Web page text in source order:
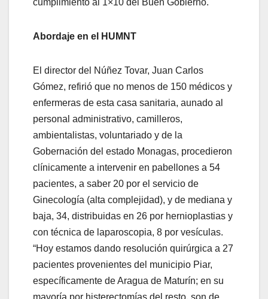
cumplimiento al 1×10 del Buen Gobierno.
Abordaje en el HUMNT
El director del Núñez Tovar, Juan Carlos
Gómez, refirió que no menos de 150 médicos y
enfermeras de esta casa sanitaria, aunado al
personal administrativo, camilleros,
ambientalistas, voluntariado y de la
Gobernación del estado Monagas, procedieron
clínicamente a intervenir en pabellones a 54
pacientes, a saber 20 por el servicio de
Ginecología (alta complejidad), y de mediana y
baja, 34, distribuidas en 26 por hernioplastias y
con técnica de laparoscopia, 8 por vesículas.
“Hoy estamos dando resolución quirúrgica a 27
pacientes provenientes del municipio Piar,
específicamente de Aragua de Maturín; en su
mayoría por histerectomías del resto, son de